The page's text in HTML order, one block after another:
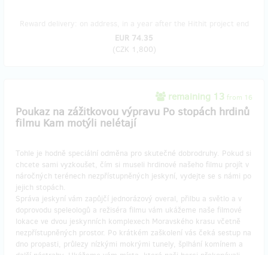
EUR 74.35
(CZK 1,800)
remaining 13 from 16
Poukaz na zážitkovou výpravu Po stopách hrdinů
filmu Kam motýli nelétají
Tohle je hodně speciální odměna pro skutečné dobrodruhy. Pokud si
chcete sami vyzkoušet, čím si museli hrdinové našeho filmu projít v
náročných terénech nezpřístupněných jeskyní, vydejte se s námi po
jejich stopách.
Správa jeskyní vám zapůjčí jednorázový overal, přilbu a světlo a v
doprovodu speleologů a režiséra filmu vám ukážeme naše filmové
lokace ve dvou jeskynních komplexech Moravského krasu včetně
nezpřístupněných prostor. Po krátkém zaškolení vás čeká sestup na
dno propasti, průlezy nízkými mokrými tunely, šplhání komínem a